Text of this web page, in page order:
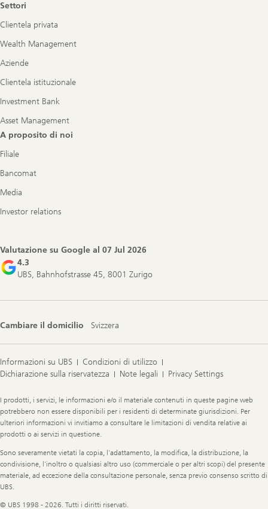
Settori
Clientela privata
Wealth Management
Aziende
Clientela istituzionale
Investment Bank
Asset Management
A proposito di noi
Filiale
Bancomat
Media
Investor relations
Valutazione su Google al 07 Jul 2026
4.3
UBS, Bahnhofstrasse 45, 8001 Zurigo
Cambiare il domicilio Svizzera
Informazioni su UBS
Condizioni di utilizzo
Dichiarazione sulla riservatezza
Note legali Privacy Settings
Legal
Information
I prodotti, i servizi, le informazioni e/o il materiale contenuti in queste pagine web
potrebbero non essere disponibili per i residenti di determinate giurisdizioni. Per
ulteriori informazioni vi invitiamo a consultare le limitazioni di vendita relative ai
prodotti o ai servizi in questione.
Sono severamente vietati la copia, l’adattamento, la modifica, la distribuzione, la
condivisione, l’inoltro o qualsiasi altro uso (commerciale o per altri scopi) del presente
materiale, ad eccezione della consultazione personale, senza previo consenso scritto di
UBS.
© UBS 1998 - 2026. Tutti i diritti riservati.